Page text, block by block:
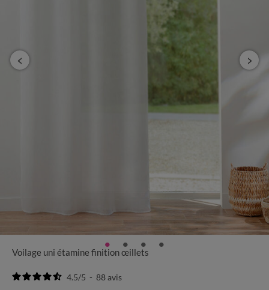
Voilage uni étamine finition œillets
4.5/5 - 88avis